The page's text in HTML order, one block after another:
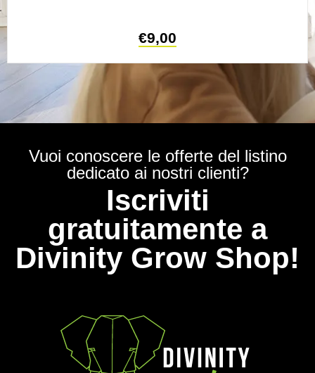
€9,00
Vuoi conoscere le offerte del listino
dedicato ai nostri clienti?
Iscriviti
gratuitamente a
Divinity Grow Shop!